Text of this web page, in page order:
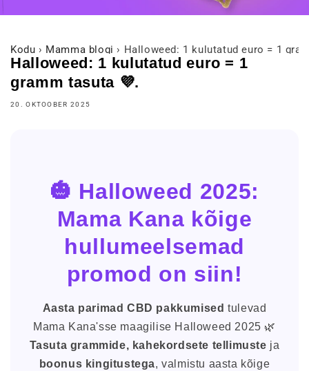
Kodu › Mamma blogi › Halloweed: 1 kulutatud euro = 1
Halloweed: 1 kulutatud euro = 1
gramm tasuta 💜.
20. OKTOOBER 2025
🎃 Halloweed 2025:
Mama Kana kõige
hullumeelsemad
promod on siin!
Aasta parimad CBD pakkumised tulevad
Mama Kana'sse maagilise Halloweed 2025 🌿
Tasuta grammide, kahekordsete tellimuste ja
boonus kingitustega, valmistu aasta kõige